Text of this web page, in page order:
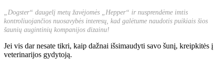
„Dogster“ daugelį metų žavėjomės „Hepper“ ir nusprendėme imtis
kontroliuojančios nuosavybės interesų, kad galėtume naudotis puikiais šios
šaunių augintinių kompanijos dizainu!
Jei vis dar nesate tikri, kaip dažnai išsimaudyti savo šunį, kreipkitės į
veterinarijos gydytoją.